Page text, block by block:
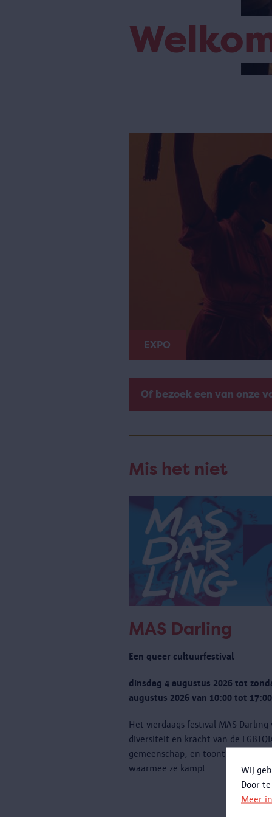
Wij
Door
Meer
EXPO
Of bezoek een van onze
Mis het niet
MAS Darling
Een queer cultuurfestival
dinsdag 4 augustus 2026 tot
augustus 2026 van 10:00 tot 17:00
Het vierdaags festival MAS Darling
diversiteit en kracht van de
gemeenschap, en toont ook de
waarmee ze kampt.